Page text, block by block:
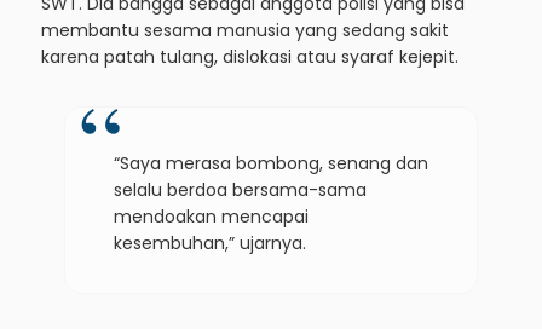
membantu sesama manusia yang sedang sakit
karena patah tulang, dislokasi atau syaraf kejepit.
“Saya merasa bombong, senang dan
selalu berdoa bersama-sama
mendoakan mencapai
kesembuhan,” ujarnya.